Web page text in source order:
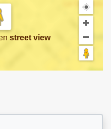
street view